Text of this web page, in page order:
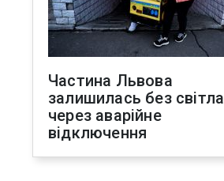
Частина Львова
залишилась без світла
через аварійне
відключення